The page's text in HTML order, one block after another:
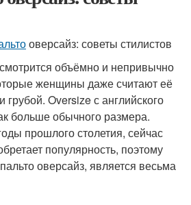
оверсайз: советы стилистов
объёмно и непривычно
женщины даже считают её
Oversize с английского
больше обычного размера.
прошлого столетия, сейчас
популярность, поэтому
оверсайз, является весьма